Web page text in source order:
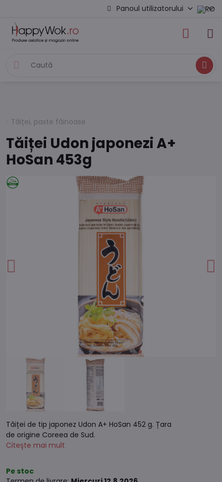
Panoul utilizatorului
Caută
Tăiței, paste făinoase
Tăiței Udon japonezi A+
HoSan 453g
Tăiței de tip japonez Udon A+ HoSan 452 g. Țara
de origine Coreea de Sud.
Citește mai mult
Pe stoc